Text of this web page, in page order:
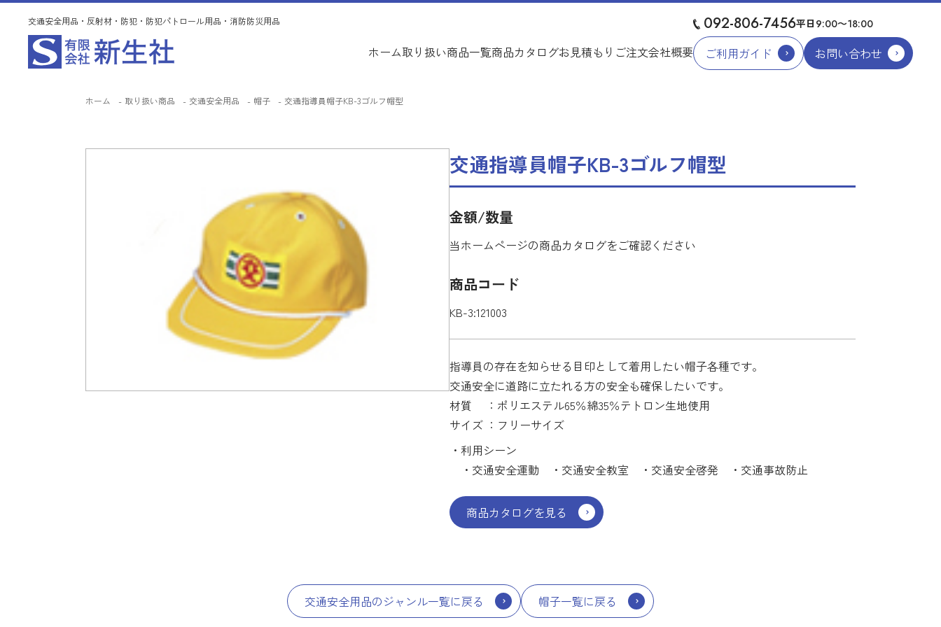
交通安全用品・反射材・防犯・防犯パトロール用品・消防防災用品
ホーム取り扱い商品一覧商品カタログお見積もり ご注文会社概要
092-806-7456平日 9:00〜18:00
ご利用ガイド お問い合わせ
ホーム 取り扱い商品 交通安全用品 帽子 交通指導員帽子KB-3ゴルフ帽型
交通指導員帽子KB-3ゴルフ帽型
金額/数量
当ホームページの商品カタログをご確認ください
商品コード
KB-3:121003
指導員の存在を知らせる目印として着用したい帽子各種です。
交通安全に道路に立たれる方の安全も確保したいです。
材質 ：ポリエステル65％綿35％テトロン生地使用
サイズ ：フリーサイズ
・利用シーン
・交通安全運動 ・交通安全教室 ・交通安全啓発 ・交通事故防止
商品カタログを見る
交通安全用品のジャンル一覧に戻る 帽子一覧に戻る